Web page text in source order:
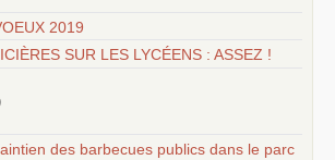
2019
SUR LES LYCÉENS : ASSEZ !
des barbecues publics dans le parc